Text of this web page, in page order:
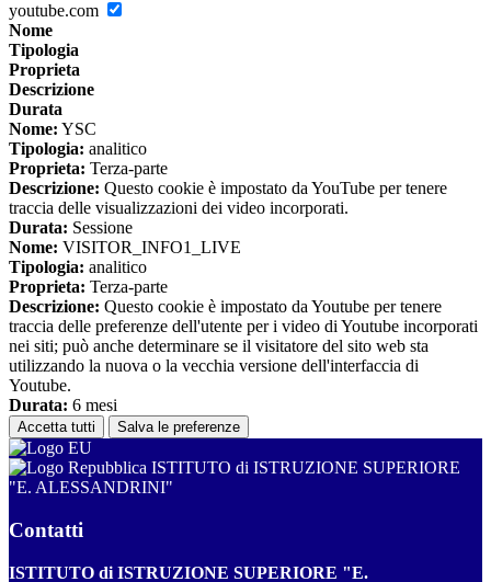
youtube.com
Nome
Tipologia
Proprieta
Descrizione
Durata
Nome: YSC
Tipologia: analitico
Proprieta: Terza-parte
Descrizione: Questo cookie è impostato da YouTube per tenere
traccia delle visualizzazioni dei video incorporati.
Durata: Sessione
Nome: VISITOR_INFO1_LIVE
Tipologia: analitico
Proprieta: Terza-parte
Descrizione: Questo cookie è impostato da Youtube per tenere
traccia delle preferenze dell'utente per i video di Youtube incorporati
nei siti; può anche determinare se il visitatore del sito web sta
utilizzando la nuova o la vecchia versione dell'interfaccia di
Youtube.
Durata: 6 mesi
Accetta tutti Salva le preferenze
ISTITUTO di ISTRUZIONE SUPERIORE
"E. ALESSANDRINI"
Contatti
ISTITUTO di ISTRUZIONE SUPERIORE "E.